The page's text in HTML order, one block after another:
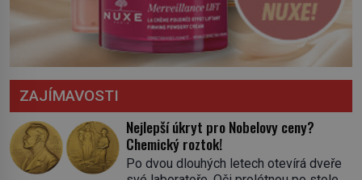
ZAJÍMAVOSTI
Nejlepší úkryt pro Nobelovy ceny?
Chemický roztok!
Po dvou dlouhých letech otevírá dveře